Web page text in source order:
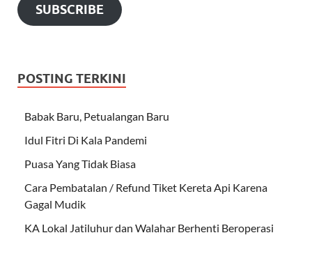
SUBSCRIBE
POSTING TERKINI
Babak Baru, Petualangan Baru
Idul Fitri Di Kala Pandemi
Puasa Yang Tidak Biasa
Cara Pembatalan / Refund Tiket Kereta Api Karena
Gagal Mudik
KA Lokal Jatiluhur dan Walahar Berhenti Beroperasi